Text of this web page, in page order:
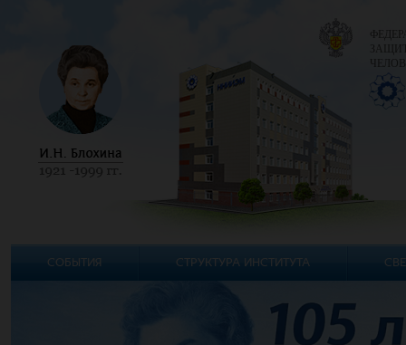
СОБЫТИЯ СТРУКТУРА ИНСТИТУТА